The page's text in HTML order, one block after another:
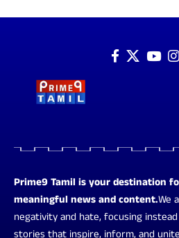
Prime9 Tamil is your destination
meaningful news and content.We
negativity and hate, focusing
stories that inspire, inform, and